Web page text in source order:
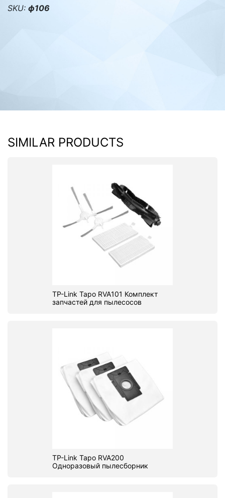
SKU: ф106
SIMILAR PRODUCTS
TP-Link Tapo RVA101 Комплект
запчастей для пылесосов
TP-Link Tapo RVA200
Одноразовый пылесборник